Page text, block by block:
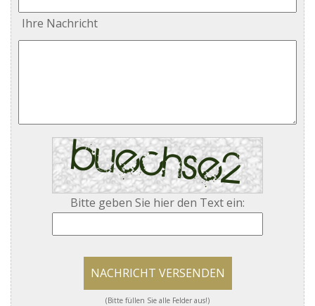
Ihre Nachricht
Bitte geben Sie hier den Text ein:
NACHRICHT VERSENDEN
(Bitte füllen Sie alle Felder aus!)